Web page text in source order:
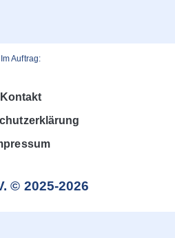
Im Auftrag:
Kontakt
© 2025-2026